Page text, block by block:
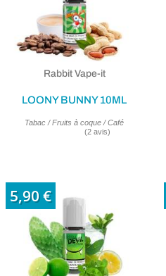
Rabbit Vape-it
LOONY BUNNY 10ML
Tabac / Fruits à coque / Café
5,90 €